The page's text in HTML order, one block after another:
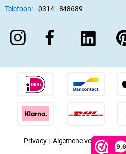
9,6
Telefoon:
0314 - 848689
Privacy | Algemene voorwaarden